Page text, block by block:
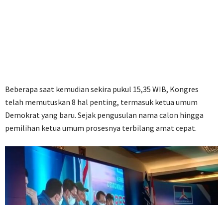
Beberapa saat kemudian sekira pukul 15,35 WIB, Kongres
telah memutuskan 8 hal penting, termasuk ketua umum
Demokrat yang baru. Sejak pengusulan nama calon hingga
pemilihan ketua umum prosesnya terbilang amat cepat.